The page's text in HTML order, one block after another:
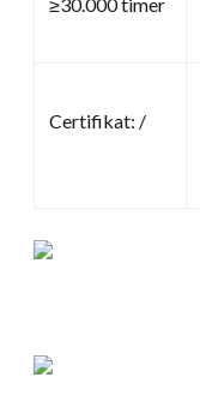
Certifikat: /